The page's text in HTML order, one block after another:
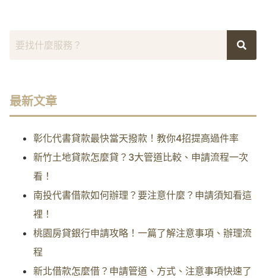
最新文章
彰化代書貸款最快當天撥款！教你4招提高過件率
新竹土地貸款怎麼貸？3大管道比較、申請流程一次
看！
南投代書借款如何辦理？要注意什麼？申請須知看這
裡！
桃園房貸銀行申請攻略！一篇了解注意事項、辦理流
程
新北借款怎麼借？申請管道、方式、注意事項快速了